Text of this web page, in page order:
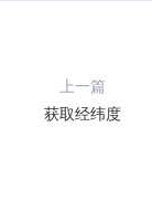
string null
上一篇
获取经纬度